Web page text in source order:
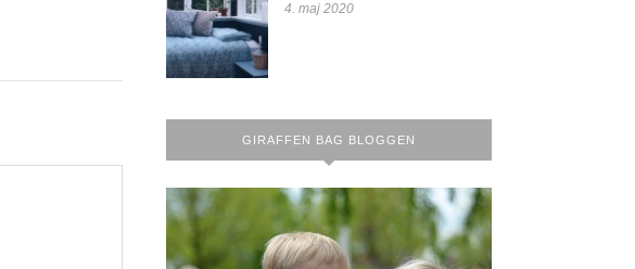
4. maj 2020
GIRAFFEN BAG BLOGGEN